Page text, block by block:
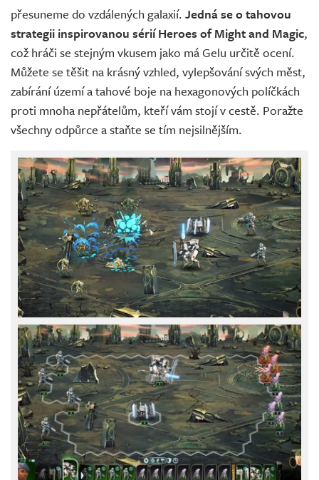
přesuneme do vzdálených galaxií. Jedná se o tahovou
strategii inspirovanou sérií Heroes of Might and Magic,
což hráči se stejným vkusem jako má Gelu určitě ocení.
Můžete se těšit na krásný vzhled, vylepšování svých měst,
zabírání území a tahové boje na hexagonových políčkách
proti mnoha nepřátelům, kteří vám stojí v cestě. Poražte
všechny odpůrce a staňte se tím nejsilnějším.